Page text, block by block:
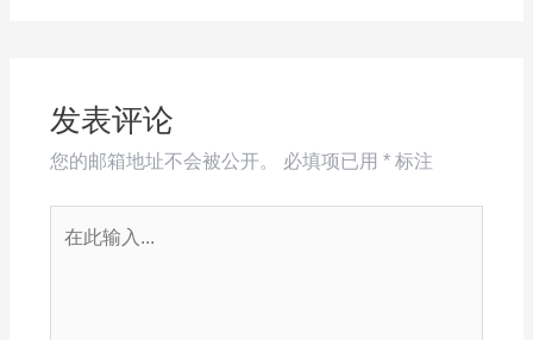
发表评论
您的邮箱地址不会被公开。 必填项已用 *标注